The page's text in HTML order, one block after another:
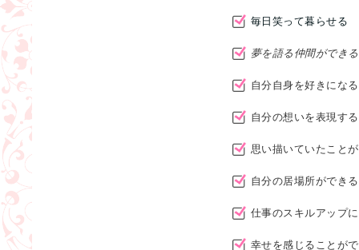
毎日笑って暮らせる
夢を語る仲間ができる
自分自身を好きになる
自分の想いを表現す
思い描いていたこと
自分の居場所ができる
仕事のスキルアップ
幸せを感じることが